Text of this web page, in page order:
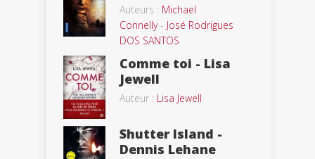
Auteurs : Michael
Connelly- José Rodrigues
DOS SANTOS
Comme toi - Lisa
Jewell
Auteur : Lisa Jewell
Shutter Island -
Dennis Lehane